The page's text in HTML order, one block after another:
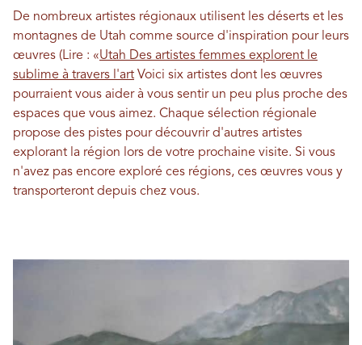
De nombreux artistes régionaux utilisent les déserts et les
montagnes de Utah comme source d'inspiration pour leurs
œuvres (Lire : «Utah Des artistes femmes explorent le
sublime à travers l'art Voici six artistes dont les œuvres
pourraient vous aider à vous sentir un peu plus proche des
espaces que vous aimez. Chaque sélection régionale
propose des pistes pour découvrir d'autres artistes
explorant la région lors de votre prochaine visite. Si vous
n'avez pas encore exploré ces régions, ces œuvres vous y
transporteront depuis chez vous.